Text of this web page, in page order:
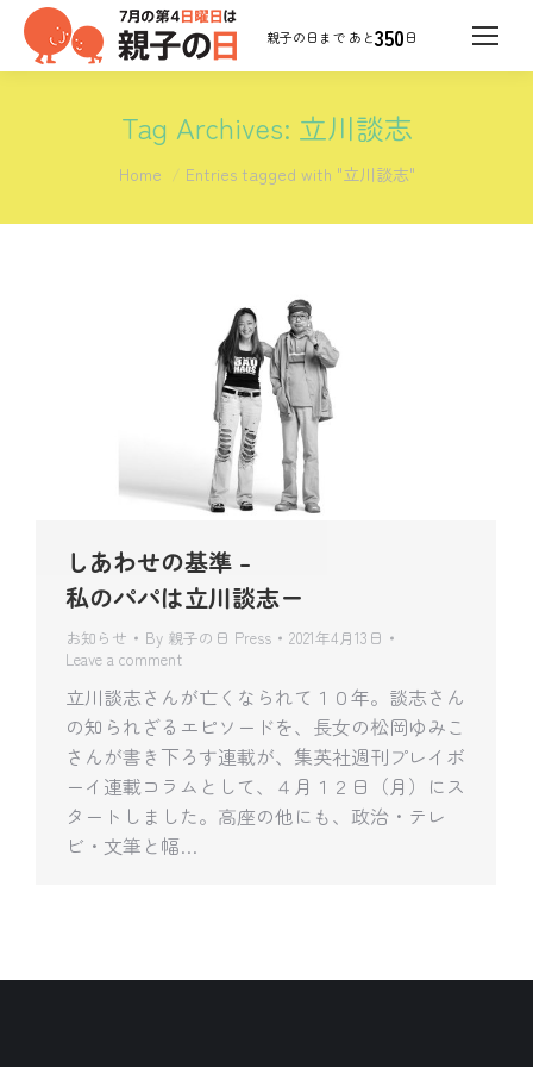
350日
Tag Archives: 立川談志
You are here:
Home Entries tagged with "立川談志"
しあわせの基準 –
私のパパは立川談志ー
お知らせ By 親子の日 Press
2021年4月13日
Leave a comment
立川談志さんが亡くなられて１０年。談志さん
の知られざるエピソードを、長女の松岡ゆみこ
さんが書き下ろす連載が、集英社週刊プレイボ
ーイ連載コラムとして、４月１２日（月）にス
タートしました。高座の他にも、政治・テレ
ビ・文筆と幅…